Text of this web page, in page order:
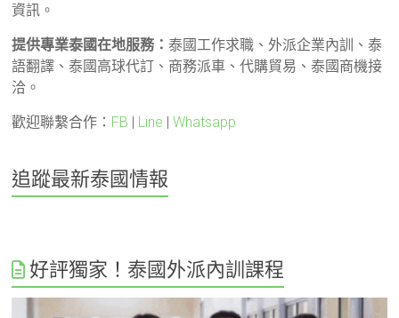
資訊。
提供專業泰國在地服務：泰國工作求職、外派企業內訓、泰
語翻譯、泰國高球代訂、商務派車、代購貿易、泰國商機接
洽。
歡迎聯繫合作： FB | Line |Whatsapp
追蹤最新泰國情報
好評獨家！泰國外派內訓課程